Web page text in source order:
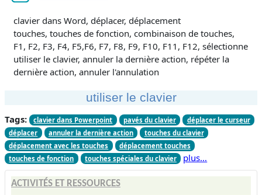
Conditions d’achèvement
clavier dans Word, déplacer, déplacement
touches, touches de fonction, combinaison de touches,
F1, F2, F3, F4, F5,F6, F7, F8, F9, F10, F11, F12, sélectionner,
utiliser le clavier, annuler la dernière action, répéter la
dernière action, annuler l'annulation
utiliser le clavier
Tags: clavier dans Powerpoint pavés du clavier
déplacer le curseur
déplacer
annuler la dernière action
touches du clavier
déplacement avec les touches
déplacement touches
touches de fonction
touches spéciales du clavier plus…
ACTIVITÉS ET RESSOURCES